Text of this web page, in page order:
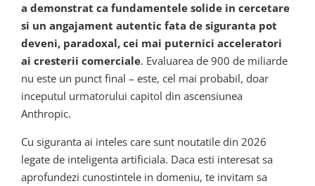
a demonstrat ca fundamentele solide in cercetare
si un angajament autentic fata de siguranta pot
deveni, paradoxal, cei mai puternici acceleratori
ai cresterii comerciale. Evaluarea de 900 de miliarde
nu este un punct final – este, cel mai probabil, doar
inceputul urmatorului capitol din ascensiunea
Anthropic.
Cu siguranta ai inteles care sunt noutatile din 2026
legate de inteligenta artificiala. Daca esti interesat sa
aprofundezi cunostintele in domeniu, te invitam sa